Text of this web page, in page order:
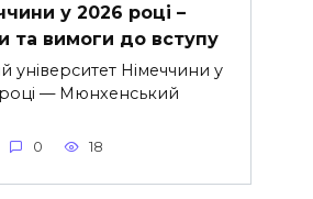
у 2026 році –
та вимоги до вступу
університет Німеччини у
— Мюнхенський
0 18